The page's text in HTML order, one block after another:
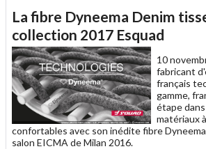
La fibre Dyneema Denim
collection 2017 Esquad
10
fabricant
français
gamme,
étape
matériaux
confortables avec son inédite fibre
salon EICMA de Milan 2016.